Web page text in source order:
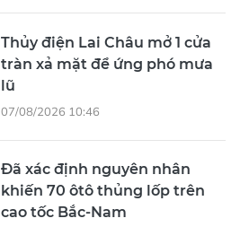
Thủy điện Lai Châu mở 1 cửa
tràn xả mặt để ứng phó mưa
lũ
07/08/2026 10:46
Đã xác định nguyên nhân
khiến 70 ôtô thủng lốp trên
cao tốc Bắc-Nam